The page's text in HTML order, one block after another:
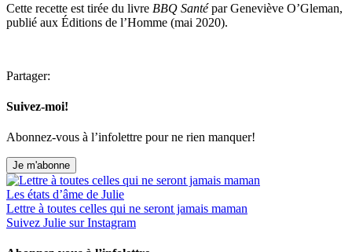
Cette recette est tirée du livre BBQ Santépar Geneviève O’Gleman,
publié aux Éditions de l’Homme (mai 2020).
Partager:
Suivez-moi!
Abonnez-vous à l’infolettre pour ne rien manquer!
Je m'abonne
Les états d’âme de Julie
Lettre à toutes celles qui ne seront jamais maman
Suivez Julie sur Instagram